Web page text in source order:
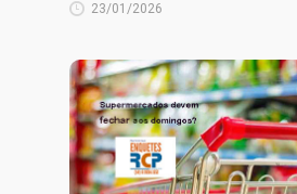
23/01/2026